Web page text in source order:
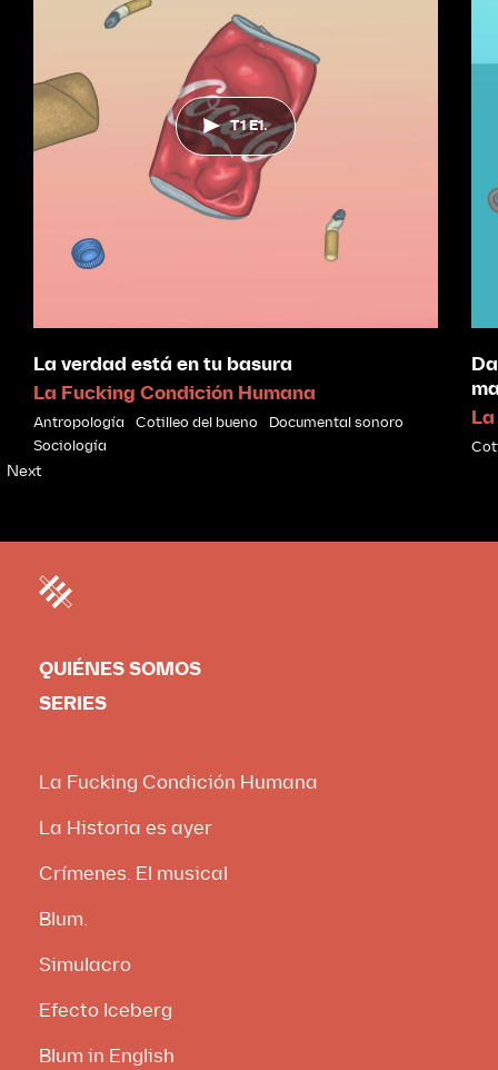
T1 E1.
La verdad está en tu basura
La Fucking Condición Humana
Antropología Cotilleo del bueno
Documental sonoro
Sociología
Next
QUIÉNES SOMOS
SERIES
La Fucking Condición Humana
La Historia es ayer
Crímenes. El musical
Blum.
Simulacro
Efecto Iceberg
Blum in English